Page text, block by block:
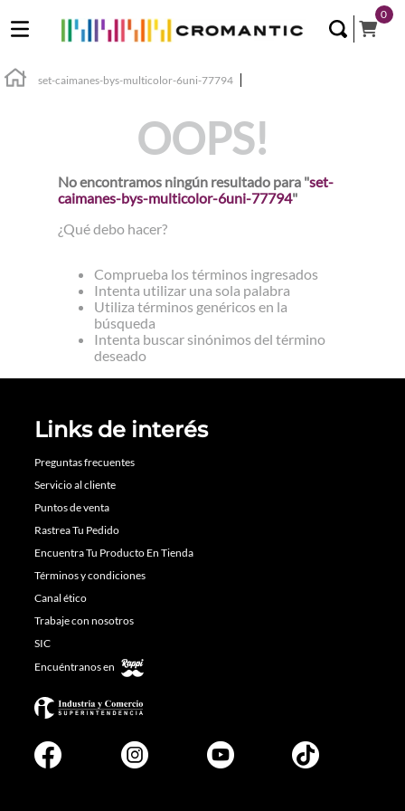
0
set-caimanes-bys-multicolor-6uni-77794
OOPS!
No encontramos ningún resultado para "set-
caimanes-bys-multicolor-6uni-77794"
¿Qué debo hacer?
Comprueba los términos ingresados
Intenta utilizar una sola palabra
Utiliza términos genéricos en la
búsqueda
Intenta buscar sinónimos del término
deseado
Links de interés
Preguntas frecuentes
Servicio al cliente
Puntos de venta
Rastrea Tu Pedido
Encuentra Tu Producto En Tienda
Términos y condiciones
Canal ético
Trabaje con nosotros
SIC
Encuéntranos en